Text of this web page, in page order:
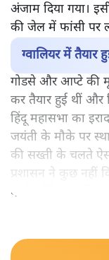
अंजाम दिया गया।
की जेल में फांसी पर
ग्वालियर में तैयार
गोडसे और आप्टे की
कर तैयार हुई थीं और
हिंदू महासभा का
जयंती के मौके पर
की सख्ती के चलते
प्रशासन ने कुछ नहीं
दोनों मूर्तियां स्थापित